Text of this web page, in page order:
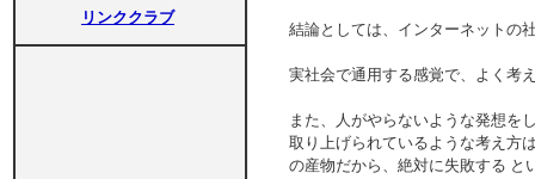
リンククラブ
結論としては、インターネットの
実社会で通用する感覚で、よく
また、人がやらないような発想を
取り上げられているような考え方
の産物だから、絶対に失敗する